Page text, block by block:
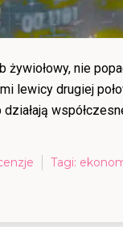
żywiołowy, nie
lewicy drugiej
Tagi: